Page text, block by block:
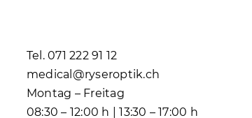
Tel. 071 222 91 12
medical@ryseroptik.ch
Montag – Freitag
08:30 – 12:00 h | 13:30 – 17:00 h